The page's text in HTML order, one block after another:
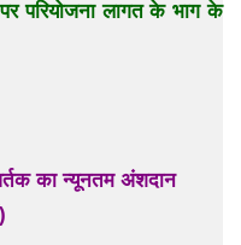
परियोजना लागत के भाग के
का न्यूनतम अंशदान